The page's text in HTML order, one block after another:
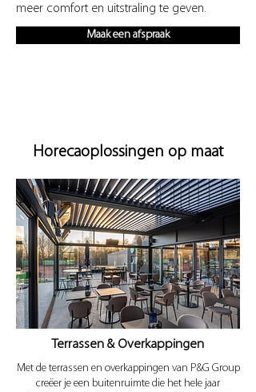
meer comfort en uitstraling te geven.
Maak een afspraak
Horecaoplossingen op maat
Terrassen & Overkappingen
Met de terrassen en overkappingen van P&G Group
creëer je een buitenruimte die het hele jaar